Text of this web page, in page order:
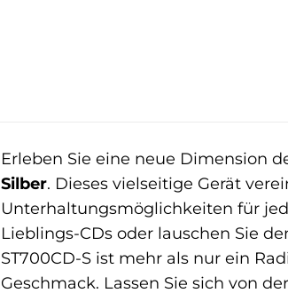
Erleben Sie eine neue Dimension
Silber. Dieses vielseitige Gerät
Unterhaltungsmöglichkeiten für
Lieblings-CDs oder lauschen Sie
ST700CD-S ist mehr als nur ein
Geschmack. Lassen Sie sich von